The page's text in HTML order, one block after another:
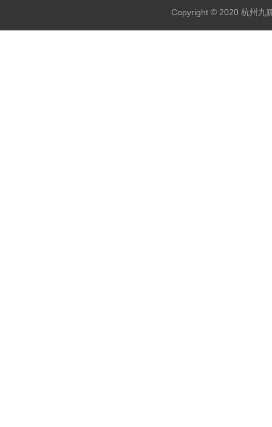
Copyright © 2020 杭州九